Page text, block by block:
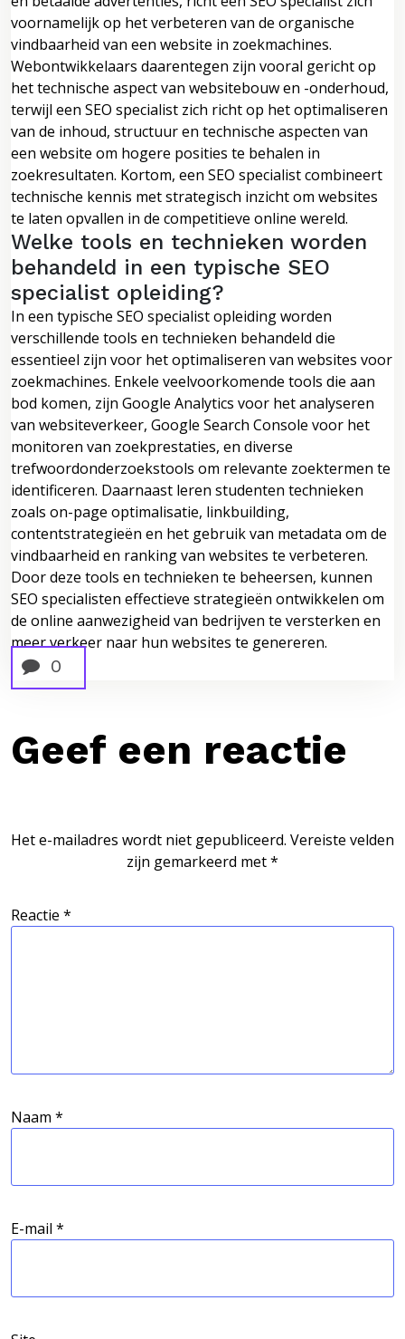
voornamelijk op het verbeteren van de organische
vindbaarheid van een website in zoekmachines.
Webontwikkelaars daarentegen zijn vooral gericht op
het technische aspect van websitebouw en -onderhoud,
terwijl een SEO specialist zich richt op het optimaliseren
van de inhoud, structuur en technische aspecten van
een website om hogere posities te behalen in
zoekresultaten. Kortom, een SEO specialist combineert
technische kennis met strategisch inzicht om websites
te laten opvallen in de competitieve online wereld.
Welke tools en technieken worden
behandeld in een typische SEO
specialist opleiding?
In een typische SEO specialist opleiding worden
verschillende tools en technieken behandeld die
essentieel zijn voor het optimaliseren van websites voor
zoekmachines. Enkele veelvoorkomende tools die aan
bod komen, zijn Google Analytics voor het analyseren
van websiteverkeer, Google Search Console voor het
monitoren van zoekprestaties, en diverse
trefwoordonderzoekstools om relevante zoektermen te
identificeren. Daarnaast leren studenten technieken
zoals on-page optimalisatie, linkbuilding,
contentstrategieën en het gebruik van metadata om de
vindbaarheid en ranking van websites te verbeteren.
Door deze tools en technieken te beheersen, kunnen
SEO specialisten effectieve strategieën ontwikkelen om
de online aanwezigheid van bedrijven te versterken en
meer verkeer naar hun websites te genereren.
0
Geef een reactie
Het e-mailadres wordt niet gepubliceerd. Vereiste velden
zijn gemarkeerd met*
Reactie *
Naam *
E-mail *